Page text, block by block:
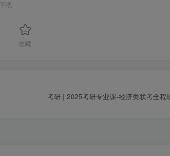
吧
收藏
考研 | 2025考研专业课-经济类联考全程